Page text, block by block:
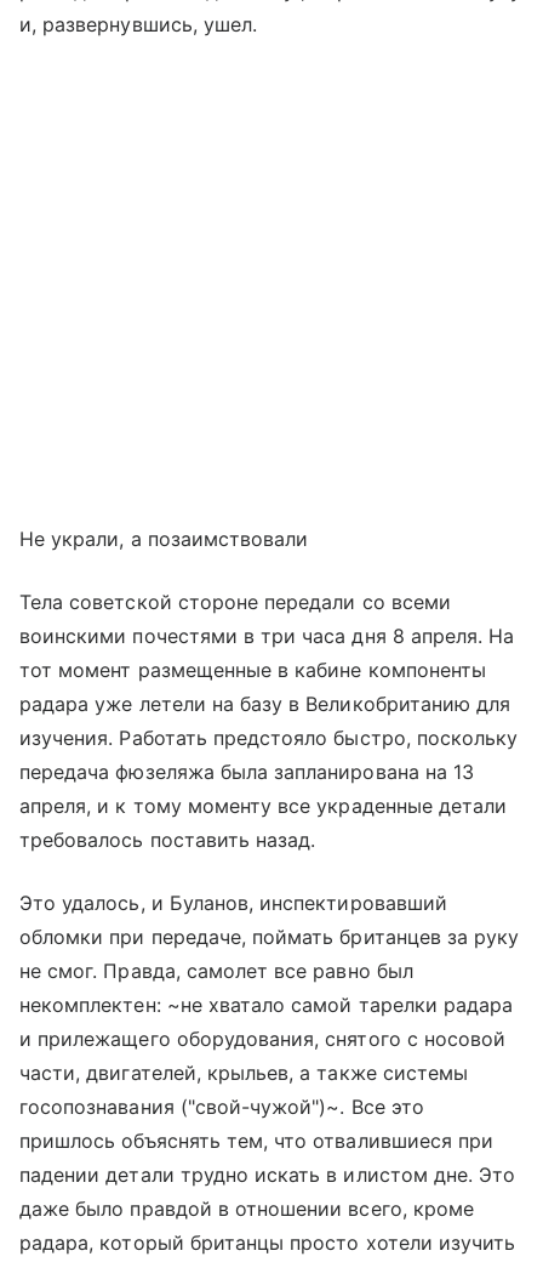
и, развернувшись, ушел.
Не украли, а позаимствовали
Тела советской стороне передали со всеми
воинскими почестями в три часа дня 8 апреля. На
тот момент размещенные в кабине компоненты
радара уже летели на базу в Великобританию для
изучения. Работать предстояло быстро, поскольку
передача фюзеляжа была запланирована на 13
апреля, и к тому моменту все украденные детали
требовалось поставить назад.
Это удалось, и Буланов, инспектировавший
обломки при передаче, поймать британцев за руку
не смог. Правда, самолет все равно был
некомплектен: ~не хватало самой тарелки радара
и прилежащего оборудования, снятого с носовой
части, двигателей, крыльев, а также системы
госопознавания ("свой-чужой")~. Все это
пришлось объяснять тем, что отвалившиеся при
падении детали трудно искать в илистом дне. Это
даже было правдой в отношении всего, кроме
радара, который британцы просто хотели изучить